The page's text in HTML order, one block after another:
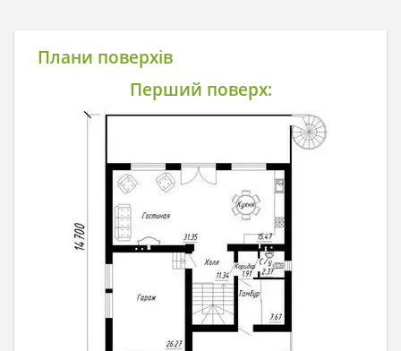
Плани поверхів
Перший поверх: